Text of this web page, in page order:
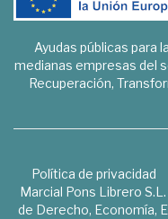
Ayudas públicas para
medianas empresas del
Recuperación,
Política de privacidad
Marcial Pons Librero
de Derecho, Economía,